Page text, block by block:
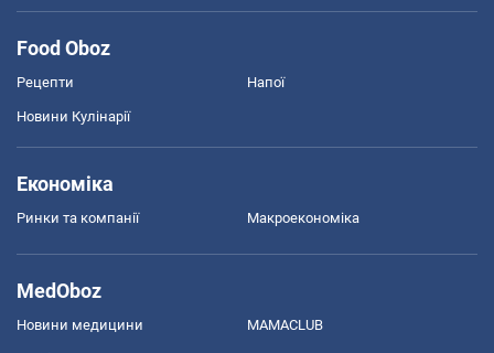
Food Oboz
Рецепти Напої
Новини Кулінарії
Економіка
Ринки та компанії Макроекономіка
MedOboz
Новини медицини MAMACLUB